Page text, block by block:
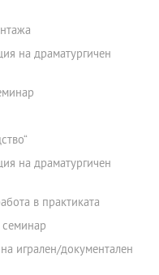
на драматургичен
на драматургичен
в практиката
игрален/документален